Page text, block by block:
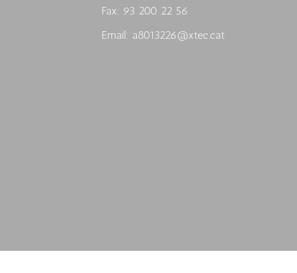
Fax: 93 200 22 56
Email: a8013226@xtec.cat